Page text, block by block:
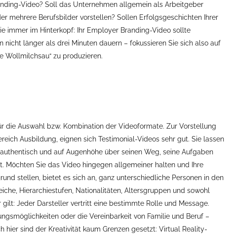
Video? Soll das Unternehmen allgemein als Arbeitgeber
mehrere Berufsbilder vorstellen? Sollen Erfolgsgeschichten Ihrer
immer im Hinterkopf: Ihr Employer Branding-Video sollte
nicht länger als drei Minuten dauern – fokussieren Sie sich also auf
Wollmilchsau“ zu produzieren.
die Auswahl bzw. Kombination der Videoformate. Zur Vorstellung
Ausbildung, eignen sich Testimonial-Videos sehr gut. Sie lassen
und auf Augenhöhe über seinen Weg, seine Aufgaben
Möchten Sie das Video hingegen allgemeiner halten und Ihre
stellen, bietet es sich an, ganz unterschiedliche Personen in den
Hierarchiestufen, Nationalitäten, Altersgruppen und sowohl
gilt: Jeder Darsteller vertritt eine bestimmte Rolle und Message.
oder die Vereinbarkeit von Familie und Beruf –
hier sind der Kreativität kaum Grenzen gesetzt: Virtual Reality-